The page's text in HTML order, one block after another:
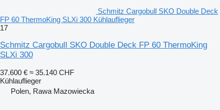
Schmitz Cargobull SKO Double Deck
FP 60 ThermoKing SLXi 300 Kühlauflieger
17
Schmitz Cargobull SKO Double Deck FP 60 ThermoKing
SLXi 300
37.600 € ≈ 35.140 CHF
Kühlauflieger
Polen, Rawa Mazowiecka